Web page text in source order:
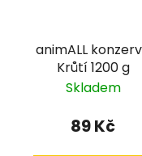
animALL
Krůtí 1200 g
Skladem
89 Kč